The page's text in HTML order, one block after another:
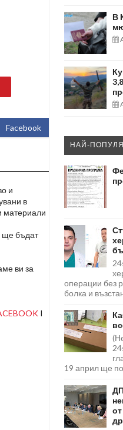
Facebook
и
в
материали
ще бъдат
ви за
I
В
НАЙ-
операции без
болка и
19 април ще